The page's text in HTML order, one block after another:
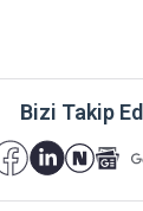
Bizi Takip